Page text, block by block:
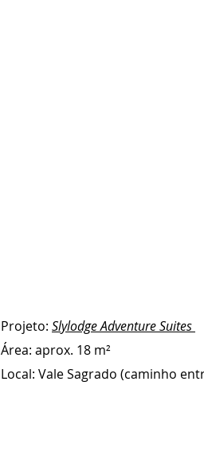
Projeto: Slylodge Adventure Suites
Área: aprox. 18 m²
Local: Vale Sagrado (caminho